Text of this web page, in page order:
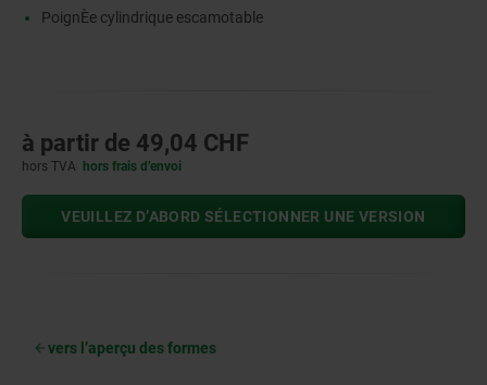
PoignÈe cylindrique escamotable
à partir de 49,04 CHF
hors TVA hors frais d’envoi
VEUILLEZ D’ABORD SÉLECTIONNER UNE VERSION
vers l’aperçu des formes